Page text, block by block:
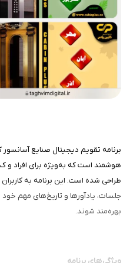
برنامه تقویم دیجیتال صنایع آسانسور
هوشمند است که به‌ویژه برای افراد و
طراحی شده است. این برنامه به کاربران
جلسات، یادآورها و تاریخ‌های مهم خود
بهره‌مند شوند.
ویژگی‌های برنامه